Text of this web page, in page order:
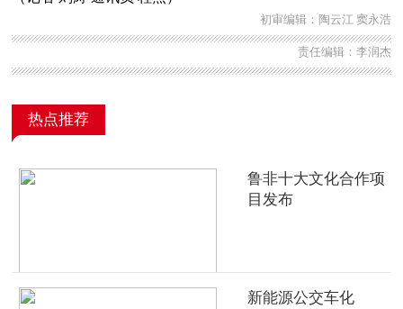
初审编辑：陶云江 窦永浩
责任编辑：李润杰
热点推荐
鲁非十大文化合作项
目发布
新能源公交车化